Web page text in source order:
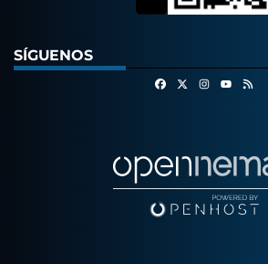
SÍGUENOS
FacebookInstagram